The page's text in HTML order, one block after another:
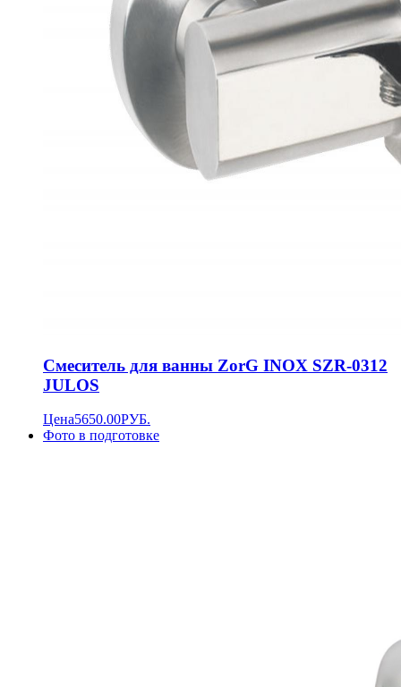
Смеситель для ванны ZorG INOX SZR-0312
JULOS
Цена5650.00РУБ.
Фото в подготовке